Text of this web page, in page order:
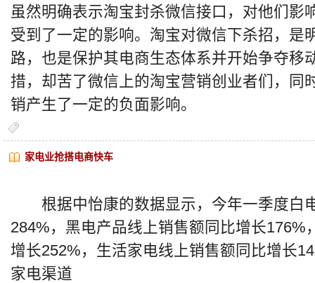
虽然明确表示淘宝封杀微信接口，对他们影
受到了一定的影响。淘宝对微信下杀招，是
路，也是保护其电商生态体系并开始争夺移
措，却苦了微信上的淘宝营销创业者们，同
销产生了一定的负面影响。
家电业抢搭电商快车
根据中怡康的数据显示，今年一季度白
284%，黑电产品线上销售额同比增长176%
增长252%，生活家电线上销售额同比增长
家电渠道